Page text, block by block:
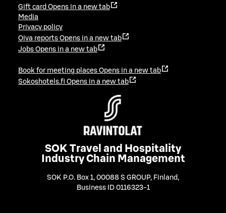
Gift card Opens in a new tab
Media
Privacy policy
Oiva reports Opens in a new tab
Jobs Opens in a new tab
Book for meeting places Opens in a new tab
Sokoshotels.fi Opens in a new tab
SOK Travel and Hospitality
Industry Chain Management
SOK P.O. Box 1, 00088 S GROUP, Finland ,
Business ID 0116323-1